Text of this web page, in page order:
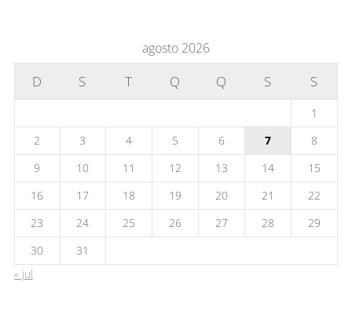
agosto 2026
D S T Q Q S S
1
2
3 4 5 6 7
8
9
10 11 12 13 14
15
16
17 18 19 20 21
22
23
24 25 26 27 28
29
30
31
« jul